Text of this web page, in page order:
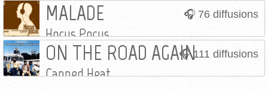
76 diffusions
MALADE
Hocus Pocus
111 diffusions
ON THE ROAD AGAIN
Canned Heat